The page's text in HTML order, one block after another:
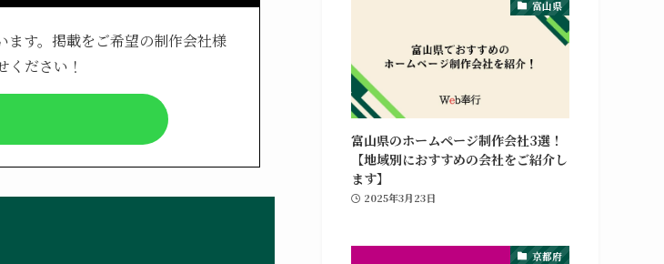
ます。掲載をご希望の制作会社様
ください！
富山県
富山県のホームページ制作会社3選！
【地域別におすすめの会社をご紹介し
ます】
2025年3月23日
京都府